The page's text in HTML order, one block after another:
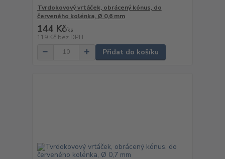
Tvrdokovový vrtáček, obrácený kónus, do
červeného kolénka, Ø 0,6 mm
144 Kč/ks
119 Kč bez DPH
Přidat do košíku